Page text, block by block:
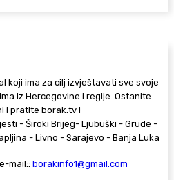
koji ima za cilj izvještavati sve svoje
iz Hercegovine i regije. Ostanite
i pratite borak.tv !
- Široki Brijeg- Ljubuški - Grude -
- Livno - Sarajevo - Banja Luka
mail:: borakinfo1@gmail.com